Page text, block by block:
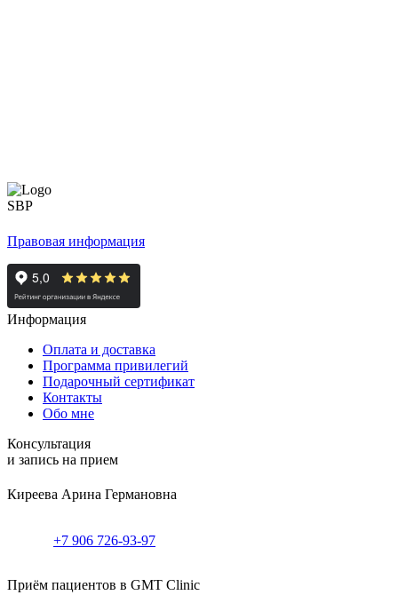
Правовая информация
Информация
Оплата и доставка
Программа привилегий
Подарочный сертификат
Контакты
Обо мне
Консультация
и запись на прием
Киреева Арина Германовна
+7 906 726-93-97
Приём пациентов в GMT Clinic